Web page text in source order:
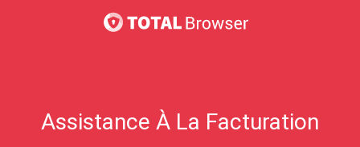
Assistance À La Facturation